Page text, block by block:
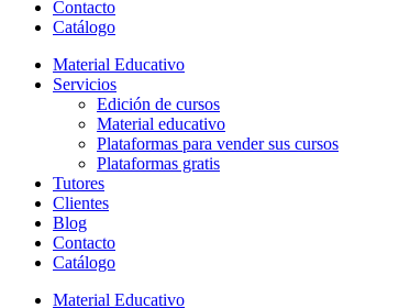
Contacto
Catálogo
Material Educativo
Servicios
Edición de cursos
Material educativo
Plataformas para vender sus cursos
Plataformas gratis
Tutores
Clientes
Blog
Contacto
Catálogo
Material Educativo